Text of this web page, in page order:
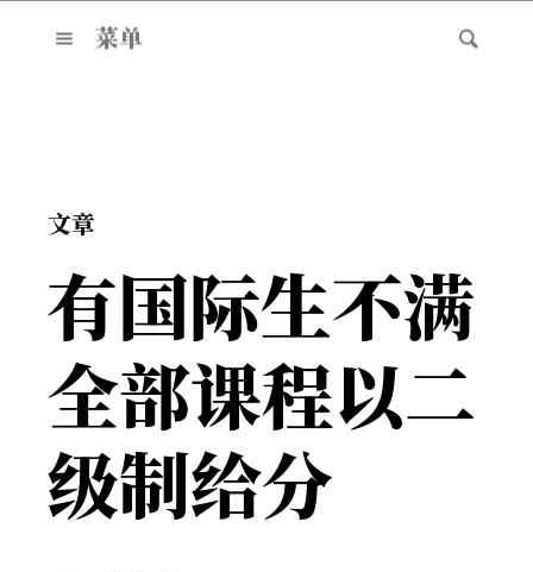
菜单
文章
有国际生不满
全部课程以二
级制给分